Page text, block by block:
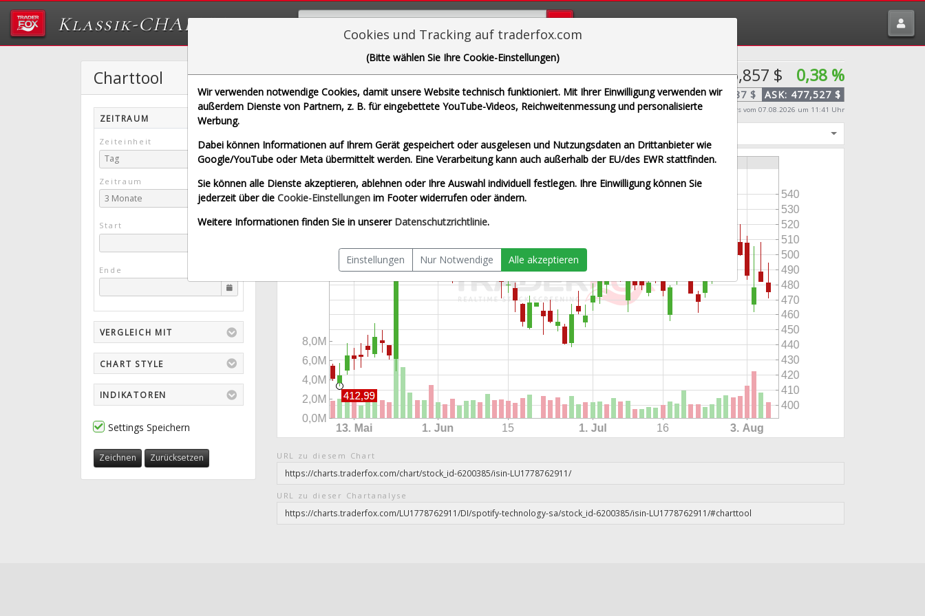
Klassik-CHARTTOOL
Spotify Technology S.A.
[SPOT | WKN A2JEGN | ISIN LU1778762911]
476,857 $ 0,38 %
BID:476,187 $ ASK: 477,527 $
Echtzeit-Aktienkurs vom 07.08.2026 um 11:41 Uhr
URL zu diesem Chart
URL zu dieser Chartanalyse
Charttool
ZEITRAUM
Zeiteinheit
Tag
Zeitraum
3 Monate
Start
Ende
VERGLEICH MIT
CHART STYLE
INDIKATOREN
Settings Speichern
Zeichnen Zurücksetzen
Cookies und Tracking auf traderfox.com
(Bitte wählen Sie Ihre Cookie-Einstellungen)
Wir verwenden notwendige Cookies, damit unsere Website technisch funktioniert. Mit Ihrer Einwilligung verwenden wir
außerdem Dienste von Partnern, z. B. für eingebettete YouTube-Videos, Reichweitenmessung und personalisierte
Werbung.
Dabei können Informationen auf Ihrem Gerät gespeichert oder ausgelesen und Nutzungsdaten an Drittanbieter wie
Google/YouTube oder Meta übermittelt werden. Eine Verarbeitung kann auch außerhalb der EU/des EWR stattfinden.
Sie können alle Dienste akzeptieren, ablehnen oder Ihre Auswahl individuell festlegen. Ihre Einwilligung können Sie
jederzeit über die Cookie-Einstellungen im Footer widerrufen oder ändern.
Weitere Informationen finden Sie in unserer Datenschutzrichtlinie.
Einstellungen Nur Notwendige Alle akzeptieren